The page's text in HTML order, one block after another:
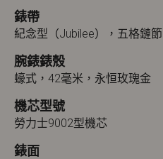
錶帶
紀念型（Jubilee），五格鏈節
腕錶錶殼
蠔式，42毫米，永恒玫瑰金
機芯型號
勞力士9002型機芯
錶面